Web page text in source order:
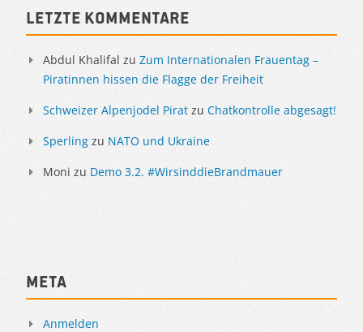
Letzte Kommentare
Abdul Khalifal zu Zum Internationalen Frauentag –
Piratinnen hissen die Flagge der Freiheit
Schweizer Alpenjodel Pirat zu Chatkontrolle abgesagt!
Sperling zu NATO und Ukraine
Moni zu Demo 3.2. #WirsinddieBrandmauer
Meta
Anmelden